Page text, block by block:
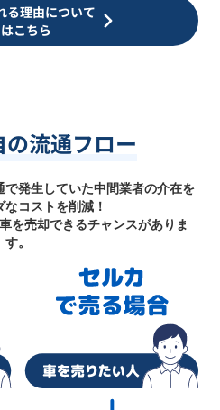
る理由について
こちら
流通フロー
発生していた中間業者の介在を
コストを削減！
を売却できるチャンスがありま
す。